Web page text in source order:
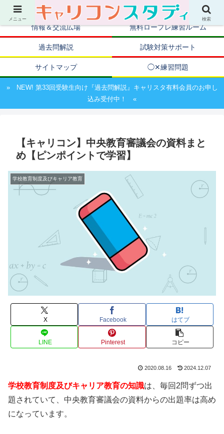
キャリアコンサルタント資格取得のための試験対策ポータルサイト
情報＆交流広場 無料ロープレ練習ルーム
過去問解説 試験対策サポート
サイトマップ ◯✕練習問題
» NEW! 第33回受験生向け『過去問解説』キャリスタ有料会員のお申し
込み受付中！ «
【キャリコン】中央教育審議会の資料まと
め【ピンポイントで学習】
学校教育制度及びキャリア教育
X Facebook はてブ
LINE Pinterest コピー
2020.08.16 2024.12.07
学校教育制度及びキャリア教育の知識は、毎回2問ずつ出
題されていて、中央教育審議会の資料からの出題率は高め
になっています。
メニュー 検索